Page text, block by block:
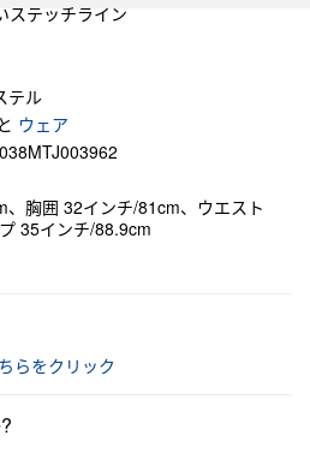
ステッチライン
テル
と ウェア
胸囲 32インチ/81cm、ウエスト
35インチ/88.9cm
らをクリック